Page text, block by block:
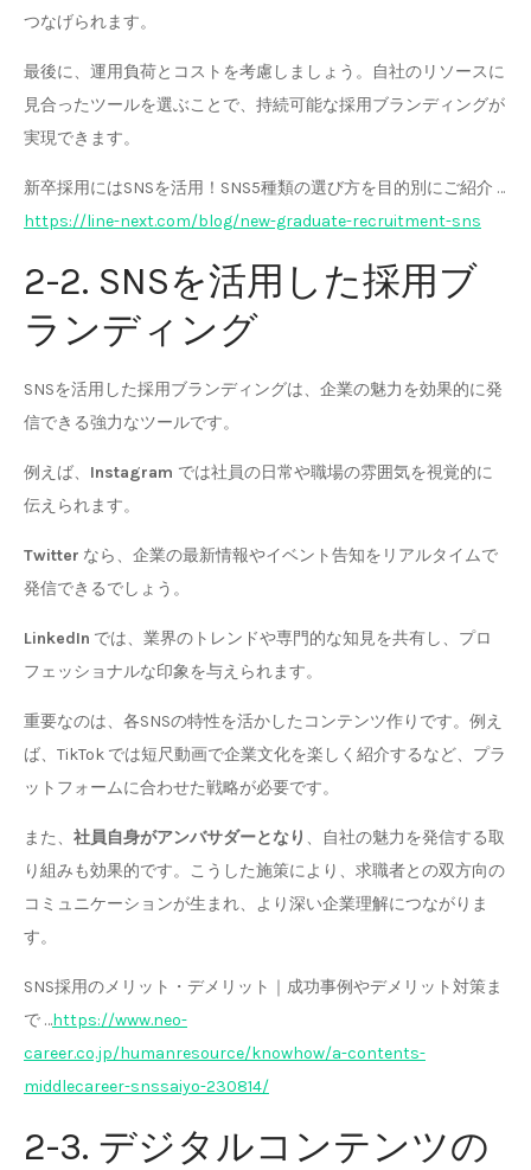
つなげられます。
最後に、運用負荷とコストを考慮しましょう。自社のリソースに
見合ったツールを選ぶことで、持続可能な採用ブランディングが
実現できます。
新卒採用にはSNSを活用！SNS5種類の選び方を目的別にご紹介 …
https://line-next.com/blog/new-graduate-recruitment-sns
2-2. SNSを活用した採用ブ
ランディング
SNSを活用した採用ブランディングは、企業の魅力を効果的に発
信できる強力なツールです。
例えば、 Instagram では社員の日常や職場の雰囲気を視覚的に
伝えられます。
Twitter なら、企業の最新情報やイベント告知をリアルタイムで
発信できるでしょう。
LinkedIn では、業界のトレンドや専門的な知見を共有し、プロ
フェッショナルな印象を与えられます。
重要なのは、各SNSの特性を活かしたコンテンツ作りです。例え
ば、TikTok では短尺動画で企業文化を楽しく紹介するなど、プラ
ットフォームに合わせた戦略が必要です。
また、 社員自身がアンバサダーとなり 、自社の魅力を発信する取
り組みも効果的です。こうした施策により、求職者との双方向の
コミュニケーションが生まれ、より深い企業理解につながりま
す。
SNS採用のメリット・デメリット｜成功事例やデメリット対策ま
で …https://www.neo-
career.co.jp/humanresource/knowhow/a-contents-
middlecareer-snssaiyo-230814/
2-3. デジタルコンテンツの